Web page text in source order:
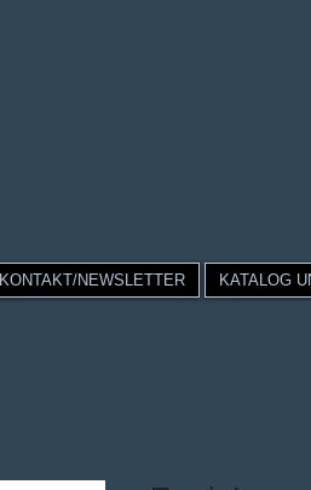
KONTAKT/NEWSLETTER KATALOG